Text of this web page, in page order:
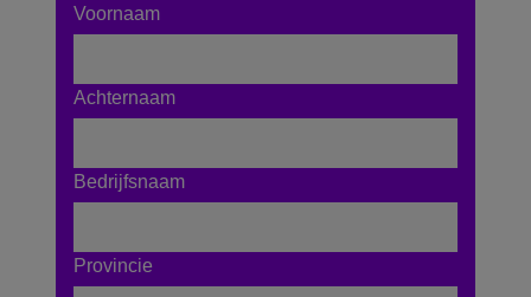
Voornaam
Achternaam
Bedrijfsnaam
Provincie